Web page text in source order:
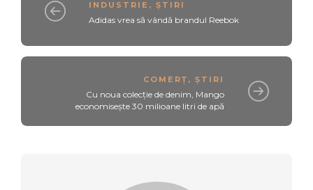
INDUSTRIE , ȘTIRI
Adidas vrea să vândă brandul Reebok
COMERȚ , ȘTIRI
Cu noua colecție de denim, Mango
economisește 30 milioane litri de apă